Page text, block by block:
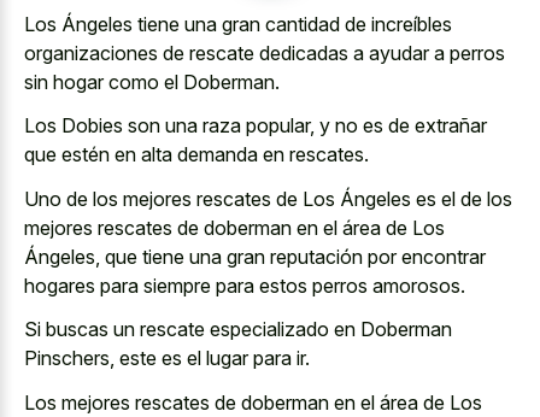
Los Ángeles tiene una gran cantidad de increíbles
organizaciones de rescate dedicadas a ayudar a perros
sin hogar como el Doberman.
Los Dobies son una raza popular, y no es de extrañar
que estén en alta demanda en rescates.
Uno de los mejores rescates de Los Ángeles es el de los
mejores rescates de doberman en el área de Los
Ángeles, que tiene una gran reputación por encontrar
hogares para siempre para estos perros amorosos.
Si buscas un rescate especializado en Doberman
Pinschers, este es el lugar para ir.
Los mejores rescates de doberman en el área de Los